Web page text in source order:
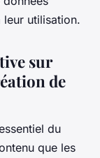
utilisation.
sur
de
du
que les